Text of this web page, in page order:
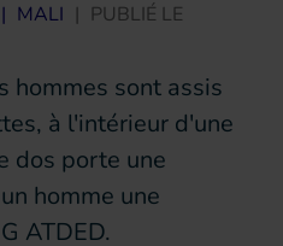
| MALI | PUBLIÉ LE